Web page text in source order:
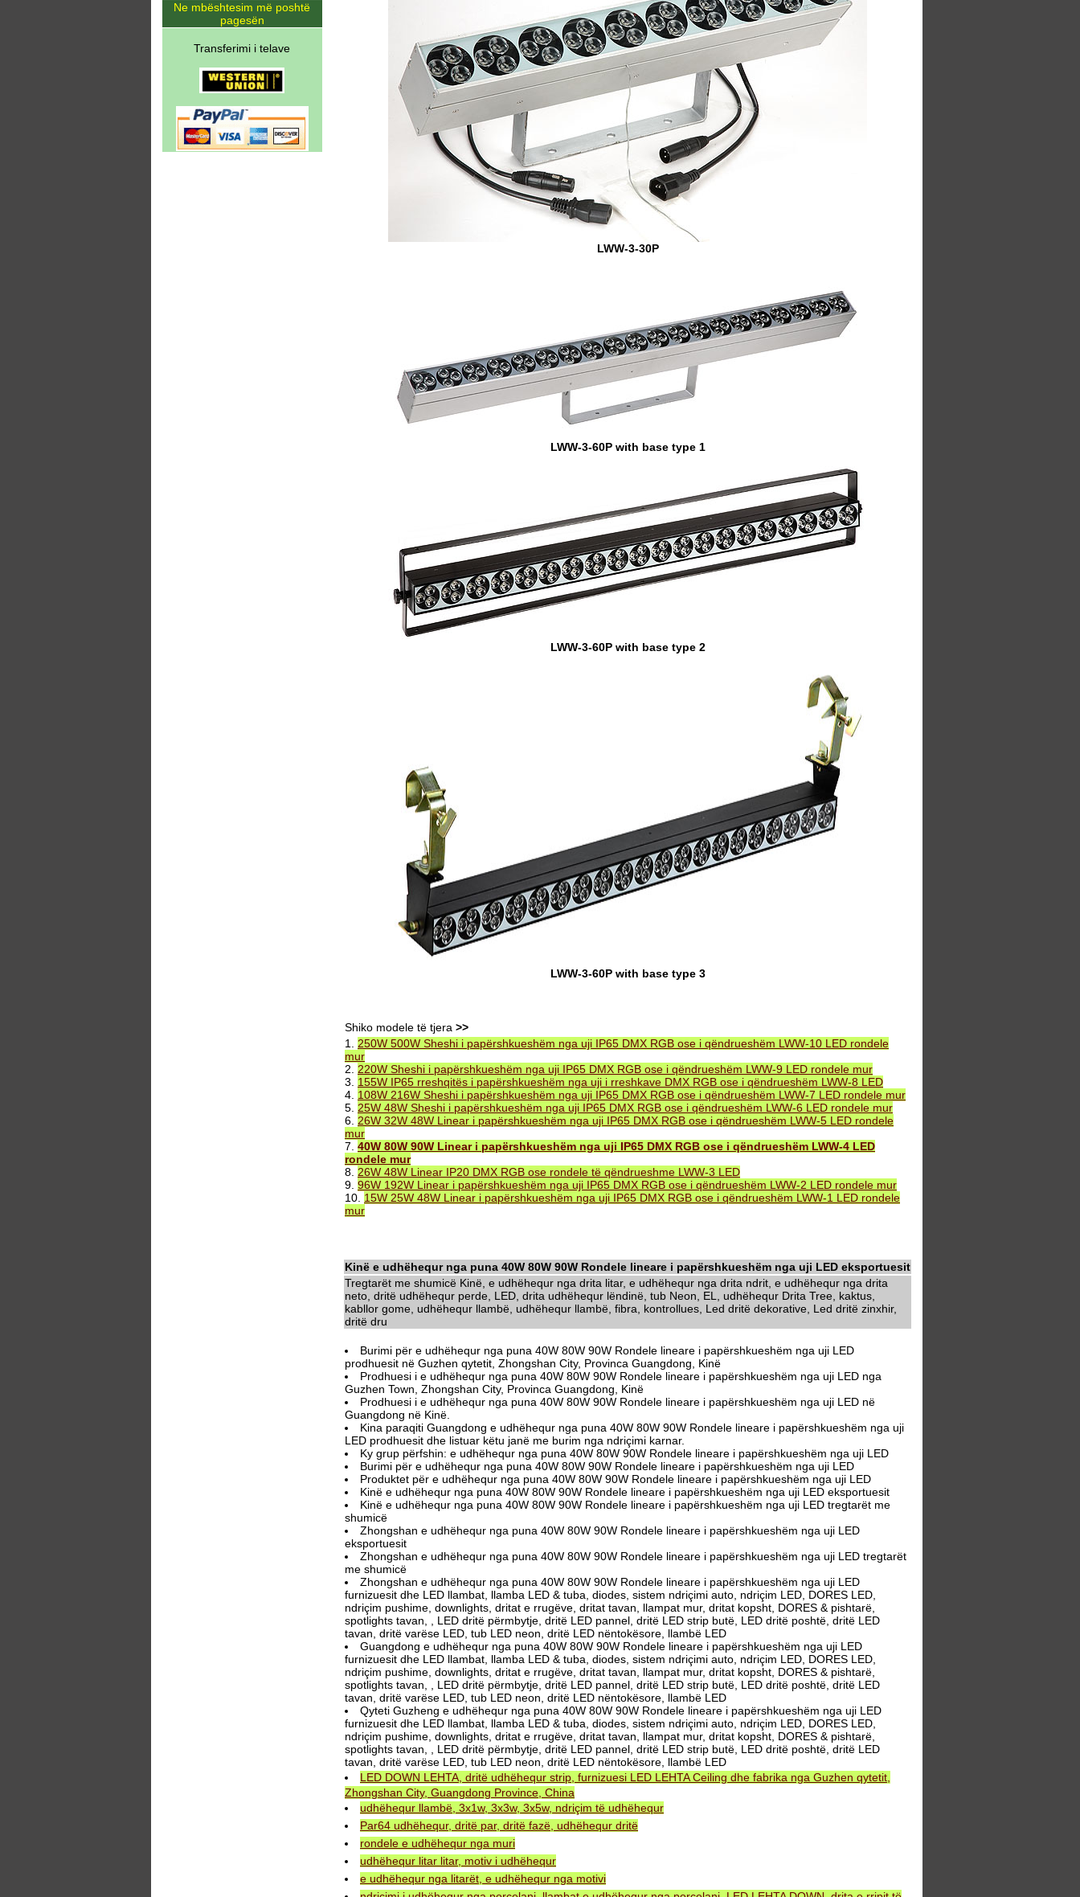
LWW-3-30P
LWW-3-60P with base type 1
LWW-3-60P with base type 2
LWW-3-60P with base type 3
Shiko modele të tjera >>
1. 250W 500W Sheshi i papërshkueshëm nga uji IP65 DMX RGB ose i qëndrueshëm LWW-10 LED rondele
mur
2. 220W Sheshi i papërshkueshëm nga uji IP65 DMX RGB ose i qëndrueshëm LWW-9 LED rondele mur
3. 155W IP65 rreshqitës i papërshkueshëm nga uji i rreshkave DMX RGB ose i qëndrueshëm LWW-8 LED
4. 108W 216W Sheshi i papërshkueshëm nga uji IP65 DMX RGB ose i qëndrueshëm LWW-7 LED rondele mur
5. 25W 48W Sheshi i papërshkueshëm nga uji IP65 DMX RGB ose i qëndrueshëm LWW-6 LED rondele mur
6. 26W 32W 48W Linear i papërshkueshëm nga uji IP65 DMX RGB ose i qëndrueshëm LWW-5 LED rondele
mur
7. 40W 80W 90W Linear i papërshkueshëm nga uji IP65 DMX RGB ose i qëndrueshëm LWW-4 LED
rondele mur
8. 26W 48W Linear IP20 DMX RGB ose rondele të qëndrueshme LWW-3 LED
9. 96W 192W Linear i papërshkueshëm nga uji IP65 DMX RGB ose i qëndrueshëm LWW-2 LED rondele mur
10. 15W 25W 48W Linear i papërshkueshëm nga uji IP65 DMX RGB ose i qëndrueshëm LWW-1 LED rondele
mur
Kinë e udhëhequr nga puna 40W 80W 90W Rondele lineare i papërshkueshëm nga uji LED eksportuesit
Tregtarët me shumicë Kinë, e udhëhequr nga drita litar, e udhëhequr nga drita ndrit, e udhëhequr nga drita
neto, dritë udhëhequr perde, LED, drita udhëhequr lëndinë, tub Neon, EL, udhëhequr Drita Tree, kaktus,
kabllor gome, udhëhequr llambë, udhëhequr llambë, fibra, kontrollues, Led dritë dekorative, Led dritë zinxhir,
dritë dru
Burimi për e udhëhequr nga puna 40W 80W 90W Rondele lineare i papërshkueshëm nga uji LED
prodhuesit në Guzhen qytetit, Zhongshan City, Provinca Guangdong, Kinë
Prodhuesi i e udhëhequr nga puna 40W 80W 90W Rondele lineare i papërshkueshëm nga uji LED nga
Guzhen Town, Zhongshan City, Provinca Guangdong, Kinë
Prodhuesi i e udhëhequr nga puna 40W 80W 90W Rondele lineare i papërshkueshëm nga uji LED në
Guangdong në Kinë.
Kina paraqiti Guangdong e udhëhequr nga puna 40W 80W 90W Rondele lineare i papërshkueshëm nga uji
LED prodhuesit dhe listuar këtu janë me burim nga ndriçimi karnar.
Ky grup përfshin: e udhëhequr nga puna 40W 80W 90W Rondele lineare i papërshkueshëm nga uji LED
Burimi për e udhëhequr nga puna 40W 80W 90W Rondele lineare i papërshkueshëm nga uji LED
Produktet për e udhëhequr nga puna 40W 80W 90W Rondele lineare i papërshkueshëm nga uji LED
Kinë e udhëhequr nga puna 40W 80W 90W Rondele lineare i papërshkueshëm nga uji LED eksportuesit
Kinë e udhëhequr nga puna 40W 80W 90W Rondele lineare i papërshkueshëm nga uji LED tregtarët me
shumicë
Zhongshan e udhëhequr nga puna 40W 80W 90W Rondele lineare i papërshkueshëm nga uji LED
eksportuesit
Zhongshan e udhëhequr nga puna 40W 80W 90W Rondele lineare i papërshkueshëm nga uji LED tregtarët
me shumicë
Zhongshan e udhëhequr nga puna 40W 80W 90W Rondele lineare i papërshkueshëm nga uji LED
furnizuesit dhe LED llambat, llamba LED & tuba, diodes, sistem ndriçimi auto, ndriçim LED, DORES LED,
ndriçim pushime, downlights, dritat e rrugëve, dritat tavan, llampat mur, dritat kopsht, DORES & pishtarë,
spotlights tavan, , LED dritë përmbytje, dritë LED pannel, dritë LED strip butë, LED dritë poshtë, dritë LED
tavan, dritë varëse LED, tub LED neon, dritë LED nëntokësore, llambë LED
Guangdong e udhëhequr nga puna 40W 80W 90W Rondele lineare i papërshkueshëm nga uji LED
furnizuesit dhe LED llambat, llamba LED & tuba, diodes, sistem ndriçimi auto, ndriçim LED, DORES LED,
ndriçim pushime, downlights, dritat e rrugëve, dritat tavan, llampat mur, dritat kopsht, DORES & pishtarë,
spotlights tavan, , LED dritë përmbytje, dritë LED pannel, dritë LED strip butë, LED dritë poshtë, dritë LED
tavan, dritë varëse LED, tub LED neon, dritë LED nëntokësore, llambë LED
Qyteti Guzheng e udhëhequr nga puna 40W 80W 90W Rondele lineare i papërshkueshëm nga uji LED
furnizuesit dhe LED llambat, llamba LED & tuba, diodes, sistem ndriçimi auto, ndriçim LED, DORES LED,
ndriçim pushime, downlights, dritat e rrugëve, dritat tavan, llampat mur, dritat kopsht, DORES & pishtarë,
spotlights tavan, , LED dritë përmbytje, dritë LED pannel, dritë LED strip butë, LED dritë poshtë, dritë LED
tavan, dritë varëse LED, tub LED neon, dritë LED nëntokësore, llambë LED
LED DOWN LEHTA, dritë udhëhequr strip, furnizuesi LED LEHTA Ceiling dhe fabrika nga Guzhen qytetit,
Zhongshan City, Guangdong Province, China
udhëhequr llambë, 3x1w, 3x3w, 3x5w, ndriçim të udhëhequr
Par64 udhëhequr, dritë par, dritë fazë, udhëhequr dritë
rondele e udhëhequr nga muri
udhëhequr litar litar, motiv i udhëhequr
e udhëhequr nga litarët, e udhëhequr nga motivi
Ne mbështesim më poshtë
pagesën
Transferimi i telave